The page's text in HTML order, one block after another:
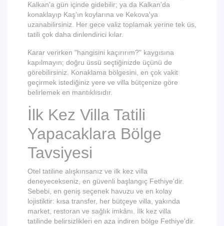
Kalkan'a gün içinde gidebilir; ya da Kalkan'da
konaklayıp Kaş'ın koylarına ve Kekova'ya
uzanabilirsiniz. Her gece valiz toplamak yerine tek üs,
tatili çok daha dinlendirici kılar.
Karar verirken "hangisini kaçırırım?" kaygısına
kapılmayın; doğru üssü seçtiğinizde üçünü de
görebilirsiniz. Konaklama bölgesini, en çok vakit
geçirmek istediğiniz yere ve villa bütçenize göre
belirlemek en mantıklısıdır.
İlk Kez Villa Tatili
Yapacaklara Bölge
Tavsiyesi
Otel tatiline alışkınsanız ve ilk kez villa
deneyecekseniz, en güvenli başlangıç Fethiye'dir.
Sebebi, en geniş seçenek havuzu ve en kolay
lojistiktir: kısa transfer, her bütçeye villa, yakında
market, restoran ve sağlık imkânı. İlk kez villa
tatilinde belirsizlikleri en aza indiren bölge Fethiye'dir.